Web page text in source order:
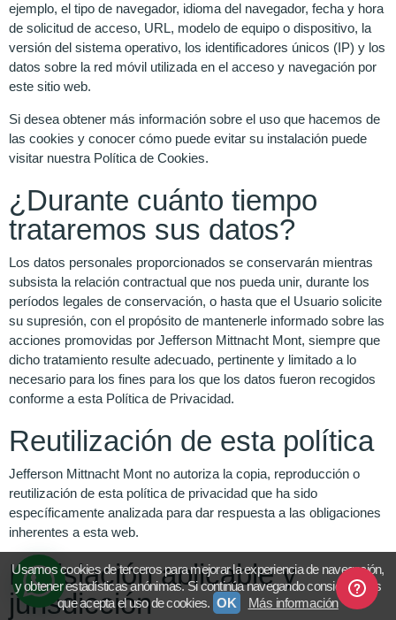
ejemplo, el tipo de navegador, idioma del navegador, fecha y hora
de solicitud de acceso, URL, modelo de equipo o dispositivo, la
versión del sistema operativo, los identificadores únicos (IP) y los
datos sobre la red móvil utilizada en el acceso y navegación por
este sitio web.
Si desea obtener más información sobre el uso que hacemos de
las cookies y conocer cómo puede evitar su instalación puede
visitar nuestra Política de Cookies.
¿Durante cuánto tiempo
trataremos sus datos?
Los datos personales proporcionados se conservarán mientras
subsista la relación contractual que nos pueda unir, durante los
períodos legales de conservación, o hasta que el Usuario solicite
su supresión, con el propósito de mantenerle informado sobre las
acciones promovidas por Jefferson Mittnacht Mont, siempre que
dicho tratamiento resulte adecuado, pertinente y limitado a lo
necesario para los fines para los que los datos fueron recogidos
conforme a esta Política de Privacidad.
Reutilización de esta política
Jefferson Mittnacht Mont no autoriza la copia, reproducción o
reutilización de esta política de privacidad que ha sido
específicamente analizada para dar respuesta a las obligaciones
inherentes a esta web.
Legislación aplicable y
jurisdicción
Usamos cookies de terceros para mejorar la experiencia de navegación,
y obtener estadísticas anónimas. Si continúa navegando consideramos
que acepta el uso de cookies. OK Más información